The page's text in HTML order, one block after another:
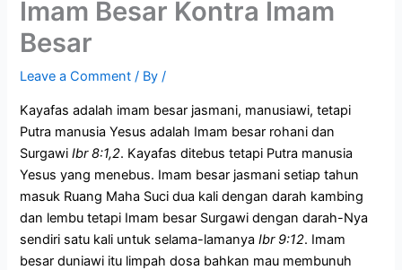
Imam Besar Kontra Imam
Besar
Leave a Comment / By/
Kayafas adalah imam besar jasmani, manusiawi, tetapi
Putra manusia Yesus adalah Imam besar rohani dan
SurgawiIbr 8:1,2. Kayafas ditebus tetapi Putra manusia
Yesus yang menebus. Imam besar jasmani setiap tahun
masuk Ruang Maha Suci dua kali dengan darah kambing
dan lembu tetapi Imam besar Surgawi dengan darah-Nya
sendiri satu kali untuk selama-lamanyaIbr 9:12. Imam
besar duniawi itu limpah dosa bahkan mau membunuh